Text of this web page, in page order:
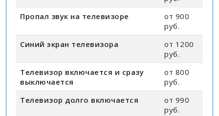
Пропал звук на телевизоре
от 900
руб.
Синий экран телевизора
от 1200
руб.
Телевизор включается и сразу
выключается
от 800
руб.
Телевизор долго включается
от 990
руб.